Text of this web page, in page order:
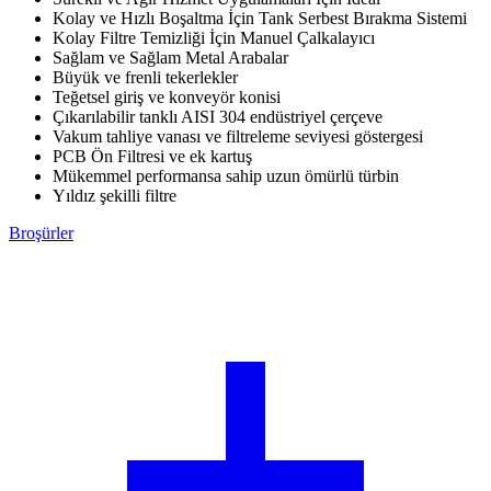
Kolay ve Hızlı Boşaltma İçin Tank Serbest Bırakma Sistemi
Kolay Filtre Temizliği İçin Manuel Çalkalayıcı
Sağlam ve Sağlam Metal Arabalar
Büyük ve frenli tekerlekler
Teğetsel giriş ve konveyör konisi
Çıkarılabilir tanklı AISI 304 endüstriyel çerçeve
Vakum tahliye vanası ve filtreleme seviyesi göstergesi
PCB Ön Filtresi ve ek kartuş
Mükemmel performansa sahip uzun ömürlü türbin
Yıldız şekilli filtre
Broşürler